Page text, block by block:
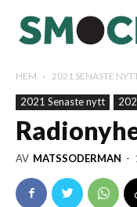
HEM 2021 SENASTE
2021 Senaste nytt
AV MATSSODERMAN -